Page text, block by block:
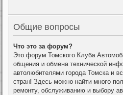
Общие вопросы
Что это за форум?
Это форум Томского Клуба
общения и обмена технической
автолюбителями города Томска и
стран! Здесь можно найти много
ремонту, обслуживанию и выбору